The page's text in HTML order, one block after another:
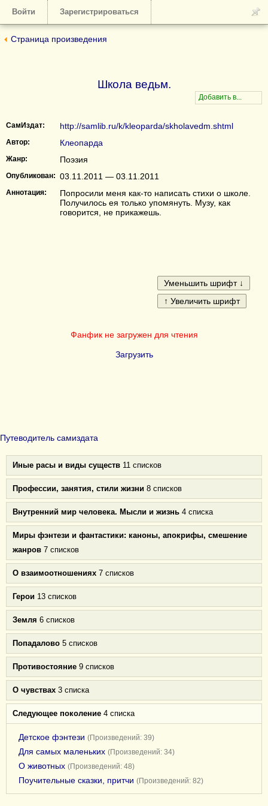
Войти Зарегистрироваться
Страница произведения
Школа ведьм.
СамИздат: http://samlib.ru/k/kleoparda/skholavedm.shtml
Автор: Клеопарда
Жанр: Поэзия
Опубликован: 03.11.2011 — 03.11.2011
Аннотация:
Попросили меня как-то написать стихи о школе.
Получилось ея только упомянуть. Музу, как
говорится, не прикажешь.
Фанфик не загружен для чтения
Загрузить
Путеводитель самиздата
Иные расы и виды существ 11 списков
Профессии, занятия, стили жизни 8 списков
Внутренний мир человека. Мысли и жизнь 4 списка
Миры фэнтези и фантастики: каноны, апокрифы, смешение
жанров 7 списков
О взаимоотношениях 7 списков
Герои 13 списков
Земля 6 списков
Попадалово 5 списков
Противостояние 9 списков
О чувствах 3 списка
Следующее поколение 4 списка
Детское фэнтези (Произведений: 39)
Для самых маленьких (Произведений: 34)
О животных (Произведений: 48)
Поучительные сказки, притчи (Произведений: 82)